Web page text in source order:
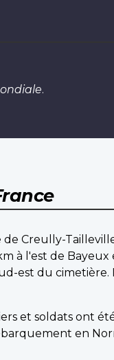
.
de Creully-
à l'est de Bayeux
est du cimetière.
et soldats ont
en